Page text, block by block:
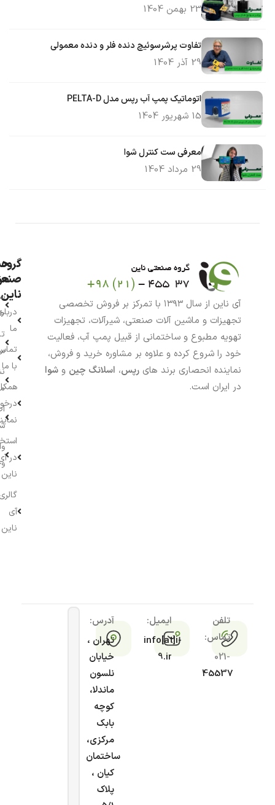
23 بهمن 1404
تفاوت پرشرسوئیچ دنده فلر و دنده معمولی
29 آذر 1404
اتوماتیک پمپ آب رپس مدل PELTA-D
15 شهریور 1404
معرفی ست کنترل شوا
29 مرداد 1404
آی ناین از سال ۱۳۹۳ با تمرکز بر فروش تخصصی
تجهیزات و ماشین آلات صنعتی، شیرآلات، تجهیزات
تهویه مطبوع و ساختمانی از قبیل پمپ آب، فعالیت
خود را شروع کرده و علاوه بر مشاوره خرید و فروش،
نماینده انحصاری برند های رپس، اسلانگ چین و شوا
در ایران است.
گروه
ناین
ما
با ما
در
ناین
آی
ناین
تلفن
تماس:
021-
45537
ایمیل:
info[at]i-
9.ir
آدرس:
تهران ،
خیابان
نلسون
ماندلا،
کوچه
بابک
مرکزی،
ساختمان
کیان ،
پلاک